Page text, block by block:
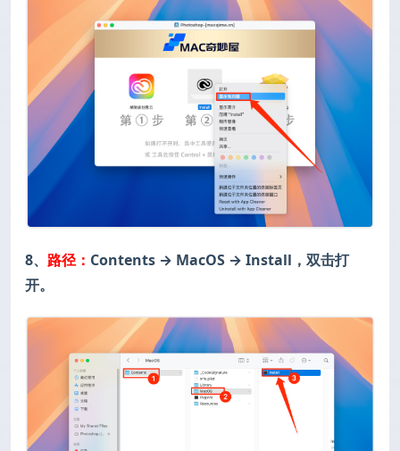
8、 路径： Contents → MacOS → Install，双击打
开。